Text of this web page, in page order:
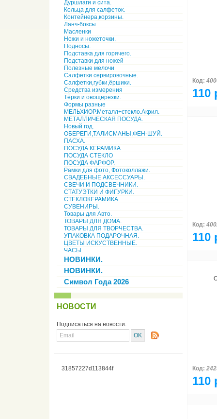
Дуршлаги и сита.
Кольца для салфеток.
Контейнера,корзины.
Ланч-боксы
Масленки
Ножи и ножеточки.
Подносы.
Подставка для горячего.
Подставки для ножей
Полезные мелочи
Салфетки сервировочные.
Салфетки,губки,ёршики.
Средства измерения
Тёрки и овощерезки.
Формы разные
МЕЛЬХИОР.Металл+стекло.Акрил.
МЕТАЛЛИЧЕСКАЯ ПОСУДА.
Новый год.
ОБЕРЕГИ,ТАЛИСМАНЫ,ФЕН-ШУЙ.
ПАСХА.
ПОСУДА КЕРАМИКА
ПОСУДА СТЕКЛО
ПОСУДА ФАРФОР.
Рамки для фото, Фотоколлажи.
СВАДЕБНЫЕ АКСЕССУАРЫ.
СВЕЧИ И ПОДСВЕЧНИКИ.
СТАТУЭТКИ И ФИГУРКИ.
СТЕКЛОКЕРАМИКА.
СУВЕНИРЫ.
Товары для Авто.
ТОВАРЫ ДЛЯ ДОМА.
ТОВАРЫ ДЛЯ ТВОРЧЕСТВА.
УПАКОВКА ПОДАРОЧНАЯ.
ЦВЕТЫ ИСКУСТВЕННЫЕ.
ЧАСЫ.
НОВИНКИ.
НОВИНКИ.
Символ Года 2026
НОВОСТИ
Подписаться на новости:
31857227d113844f
Код:
110
Код:
110
Код:
110